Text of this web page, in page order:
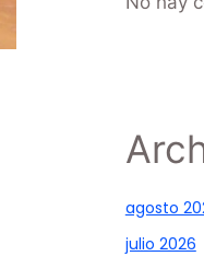
agosto
julio 2026